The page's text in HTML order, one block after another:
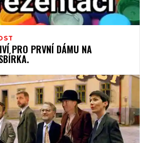
PRO PRVNÍ DÁMU NA